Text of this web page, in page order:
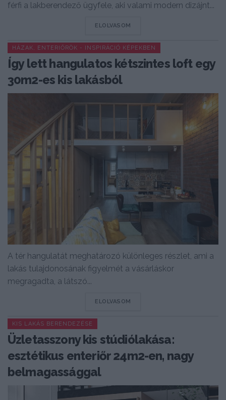
férfi a lakberendező ügyfele, aki valami modern dizájnt...
ELOLVASOM
HÁZAK, ENTERIŐRÖK - INSPIRÁCIÓ KÉPEKBEN
Így lett hangulatos kétszintes loft egy
30m2-es kis lakásból
A tér hangulatát meghatározó különleges részlet, ami a
lakás tulajdonosának figyelmét a vásárláskor
megragadta, a látszó...
ELOLVASOM
KIS LAKÁS BERENDEZÉSE
Üzletasszony kis stúdiólakása:
esztétikus enteriőr 24m2-en, nagy
belmagassággal